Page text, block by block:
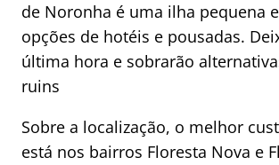
de Noronha é uma ilha pequena
opções de hotéis e pousadas.
última hora e sobrarão
ruins
Sobre a localização, o melhor
está nos bairros Floresta Nova e